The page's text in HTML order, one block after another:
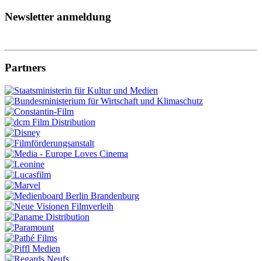
Newsletter anmeldung
Partners